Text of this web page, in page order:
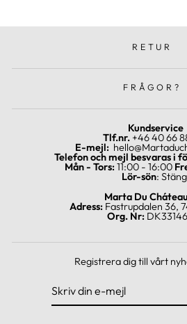
RETUR
FRÅGOR?
Kundservice
Tlf.nr.+46 40 66
E-mejl:
Telefon och mejl besvaras i
Mån - Tors:11:00 - 16:00
Lör-sön:
Marta Du
Adress: Fastrupdalen 36,
Org. Nr:
Registrera dig till vårt